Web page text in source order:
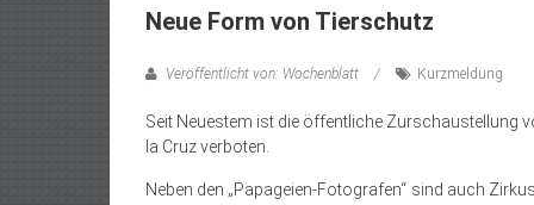
Neue Form von Tierschutz
Veröffentlicht von: Wochenblatt Kurzmeldung
Seit Neuestem ist die öffentliche Zurschaustellung
la Cruz verboten.
Neben den „Papageien-Fotografen“ sind auch